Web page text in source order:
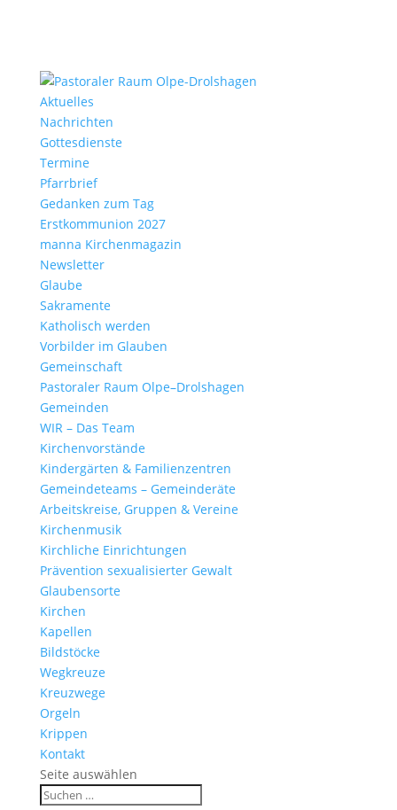
Aktu­elles
Nach­richten
Gottes­dienste
Termine
Pfarr­brief
Gedanken zum Tag
Erst­kom­mu­nion 2027
manna Kirchen­ma­gazin
News­letter
Glaube
Sakra­mente
Katho­lisch werden
Vorbilder im Glauben
Gemein­schaft
Pasto­raler Raum Olpe–Drolshagen
Gemeinden
WIR – Das Team
Kirchen­vor­stände
Kinder­gärten & Familienzentren
Gemein­de­teams – Gemeinderäte
Arbeits­kreise, Gruppen & Vereine
Kirchen­musik
Kirch­liche Einrichtungen
Präven­tion sexua­li­sierter Gewalt
Glau­ben­s­orte
Kirchen
Kapellen
Bild­stöcke
Wegkreuze
Kreuz­wege
Orgeln
Krippen
Kontakt
Seite auswählen